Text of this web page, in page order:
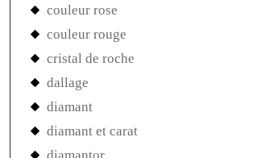
couleur rose
couleur rouge
cristal de roche
dallage
diamant
diamant et carat